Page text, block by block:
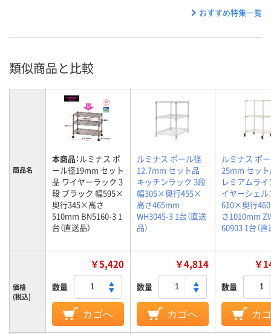
おすすめ特集一覧
類似商品と比較
商品名
本商品：ルミナス ポ
ール径19mm セット
品 ワイヤーラック 3
段 ブラック 幅595×
奥行345×高さ
510mm BN5160-3 1
台（直送品）
ルミナス ポール径
12.7mm セット品
キッチンラック 3段
幅305×奥行455×
高さ465mm
WH3045-3 1台（直送
品）
ルミナス ポ
25mm セッ
レミアムライ
イヤーシェル
610×奥行
さ1010mm
60903 1台（直
価格
(税込)
￥5,420
数量
カゴへ
￥4,814
数量
カゴへ
￥
数量
カ